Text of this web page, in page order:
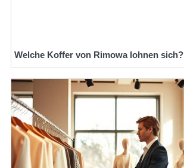
Welche Koffer von Rimowa lohnen sich?